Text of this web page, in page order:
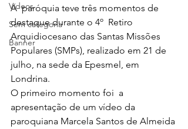
Vídeos
Sem categoria
Banner
A  paróquia teve três momentos de
destaque durante o 4º  Retiro
Arquidiocesano das Santas Missões
Populares (SMPs), realizado em 21 de
julho, na sede da Epesmel, em
Londrina.
O primeiro momento foi  a
apresentação de um vídeo da
paroquiana Marcela Santos de Almeida